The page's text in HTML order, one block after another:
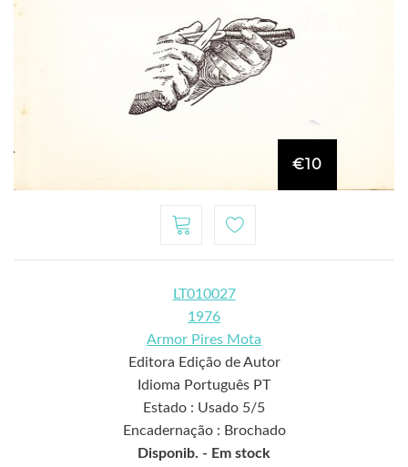
€10
LT010027
1976
Armor Pires Mota
Editora Edição de Autor
Idioma Português PT
Estado : Usado 5/5
Encadernação : Brochado
Disponib. - Em stock